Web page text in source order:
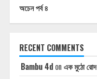
অচেন পর্ব ৪
RECENT COMMENTS
Bambu 4d on এক মুঠো রোদ